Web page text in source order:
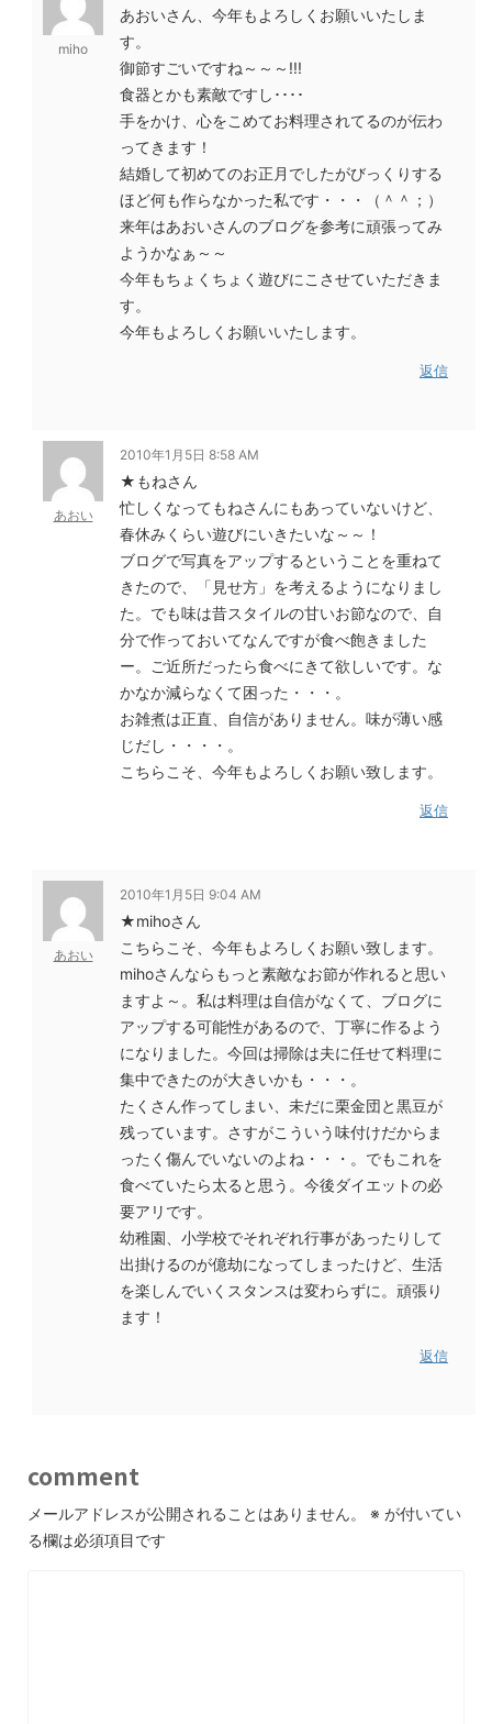
miho
あおいさん、今年もよろしくお願いいたしま
す。
御節すごいですね～～～!!!
食器とかも素敵ですし････
手をかけ、心をこめてお料理されてるのが伝わ
ってきます！
結婚して初めてのお正月でしたがびっくりする
ほど何も作らなかった私です・・・（＾＾；）
来年はあおいさんのブログを参考に頑張ってみ
ようかなぁ～～
今年もちょくちょく遊びにこさせていただきま
す。
今年もよろしくお願いいたします。
返信
あおい
2010年1月5日 8:58 AM
★もねさん
忙しくなってもねさんにもあっていないけど、
春休みくらい遊びにいきたいな～～！
ブログで写真をアップするということを重ねて
きたので、「見せ方」を考えるようになりまし
た。でも味は昔スタイルの甘いお節なので、自
分で作っておいてなんですが食べ飽きました
ー。ご近所だったら食べにきて欲しいです。な
かなか減らなくて困った・・・。
お雑煮は正直、自信がありません。味が薄い感
じだし・・・・。
こちらこそ、今年もよろしくお願い致します。
返信
あおい
2010年1月5日 9:04 AM
★mihoさん
こちらこそ、今年もよろしくお願い致します。
mihoさんならもっと素敵なお節が作れると思い
ますよ～。私は料理は自信がなくて、ブログに
アップする可能性があるので、丁寧に作るよう
になりました。今回は掃除は夫に任せて料理に
集中できたのが大きいかも・・・。
たくさん作ってしまい、未だに栗金団と黒豆が
残っています。さすがこういう味付けだからま
ったく傷んでいないのよね・・・。でもこれを
食べていたら太ると思う。今後ダイエットの必
要アリです。
幼稚園、小学校でそれぞれ行事があったりして
出掛けるのが億劫になってしまったけど、生活
を楽しんでいくスタンスは変わらずに。頑張り
ます！
返信
comment
メールアドレスが公開されることはありません。 ※ が付いてい
る欄は必須項目です